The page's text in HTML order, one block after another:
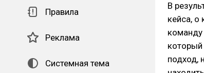
Правила
Реклама
Системная тема
В
кейса, о
команду
который
подход,